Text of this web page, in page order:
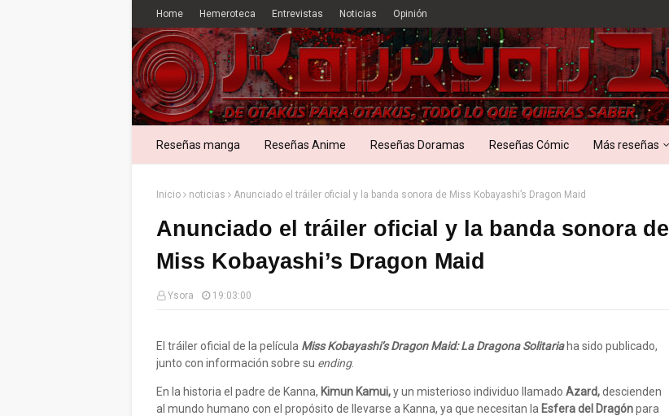
Home Hemeroteca Entrevistas Noticias Opinión
Reseñas manga Reseñas Anime Reseñas Doramas Reseñas Cómic Más reseñas
Inicio noticias Anunciado el tráiler oficial y la banda sonora de Miss Kobayashi’s Dragon Maid
Anunciado el tráiler oficial y la banda sonora de
Miss Kobayashi’s Dragon Maid
Ysora 19:03:00
El tráiler oficial de la película Miss Kobayashi’s Dragon Maid: La Dragona Solitariaha sido publicado,
junto con información sobre su ending.
En la historia el padre de Kanna, Kimun Kamui,y un misterioso individuo llamado Azard,descienden
al mundo humano con el propósito de llevarse a Kanna, ya que necesitan la Esfera del Dragónpara